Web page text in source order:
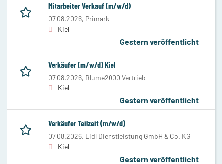
Mitarbeiter Verkauf (m/w/d)
07.08.2026, Primark
Kiel
Gestern veröffentlicht
Verkäufer (m/w/d) Kiel
07.08.2026, Blume2000 Vertrieb
Kiel
Gestern veröffentlicht
Verkäufer Teilzeit (m/w/d)
07.08.2026, Lidl Dienstleistung GmbH & Co. KG
Kiel
Gestern veröffentlicht